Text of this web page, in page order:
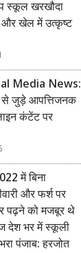
स्कूल खरखौदा
और खेल में उत्कृष्ट
Media News:
से जुड़े आपत्तिजनक
कंटेंट पर
में बिना
और फर्श पर
पढ़ने को मजबूर थे
देश भर में स्कूली
पंजाब: हरजोत